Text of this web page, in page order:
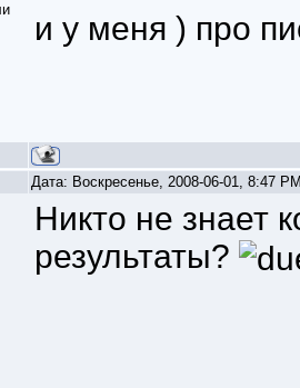
и у меня ) про
Дата: Воскресенье, 2008-06-01, 8:47
Никто не знает
результаты?